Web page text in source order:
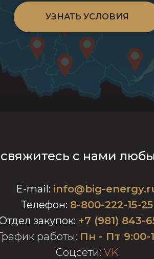
УЗНАТЬ УСЛОВИЯ
с нами
E-mail: info@big-
Телефон: 8-800-222-15-25
закупок: +7 (981) 843-
работы: Пн - Пт 9:00-
Соцсети: VK